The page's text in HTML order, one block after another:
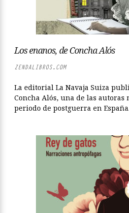
Los enanos, de Concha Alós
ZENDALIBROS.COM
La editorial La Navaja Suiza
Concha Alós, una de las autoras
periodo de postguerra en